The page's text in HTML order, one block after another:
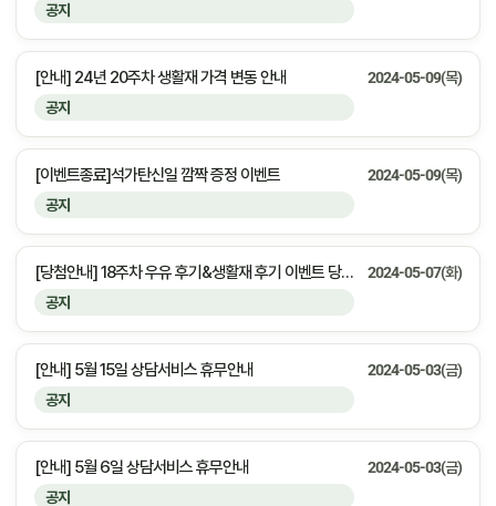
공지
공지
[안내] 24년 20주차 생활재 가격 변동 안내 2024-05-09(목)
공지
[이벤트종료]석가탄신일 깜짝 증정 이벤트 2024-05-09(목)
공지
[당첨안내] 18주차 우유 후기&생활재 후기 이벤트 당첨자 안내 2024-05-07(화)
공지
[안내] 5월 15일 상담서비스 휴무안내 2024-05-03(금)
공지
[안내] 5월 6일 상담서비스 휴무안내 2024-05-03(금)